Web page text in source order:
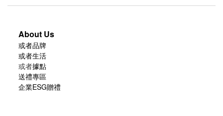
About Us
或者品牌
或者生活
或者據點
送禮專區
企業ESG贈禮